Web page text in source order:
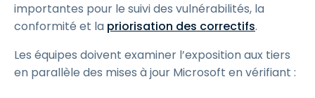
importantes pour le suivi des vulnérabilités, la
conformité et la priorisation des correctifs.
Les équipes doivent examiner l’exposition aux tiers
en parallèle des mises à jour Microsoft en vérifiant :